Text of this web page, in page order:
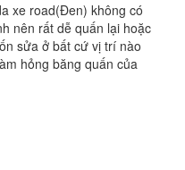
xe road(Đen) không có
nên rất dễ quấn lại hoặc
sửa ở bất cứ vị trí nào
hỏng băng quấn của